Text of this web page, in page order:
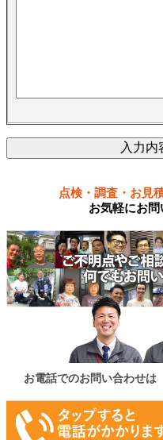
点検・調査・お見
お気軽にお問
お電話でのお問い合わせは